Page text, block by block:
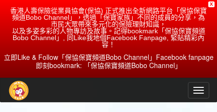
X
香港人壽保險從業員協會(保協) 正式推出全新網路平台「保協保寶
頻道Bobo Channel」，透過「保寶家族」不同的成員的分享，為
市民大眾帶來多元化的保險理財知識，
以及多姿多彩的人物專訪及故事。記得bookmark「保協保寶頻道
Bobo Channel」, 同Like我地個Facebook Fanpage, 緊貼精彩內
容！
立即Like & Follow「保協保寶頻道Bobo Channel」Facebook fanpage
即刻bookmark: 「保協保寶頻道Bobo Channel」